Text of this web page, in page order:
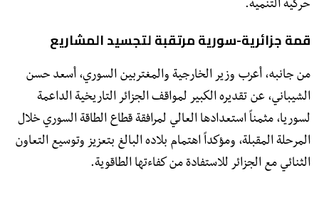
حركية التنمية.
قمة جزائرية-سورية مرتقبة لتجسيد المشاريع
من جانبه، أعرب وزير الخارجية والمغتربين السوري، أسعد حسن
الشيباني، عن تقديره الكبير لمواقف الجزائر التاريخية الداعمة
لسوريا، مثمناً استعدادها العالي لمرافقة قطاع الطاقة السوري خلال
المرحلة المقبلة، ومؤكداً اهتمام بلاده البالغ بتعزيز وتوسيع التعاون
الثنائي مع الجزائر للاستفادة من كفاءتها الطاقوية.